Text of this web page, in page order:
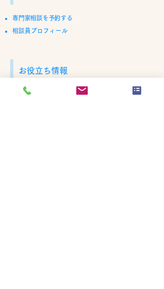
専門家相談を予約する
相談員プロフィール
お役立ち情報
沖縄県内求人情報